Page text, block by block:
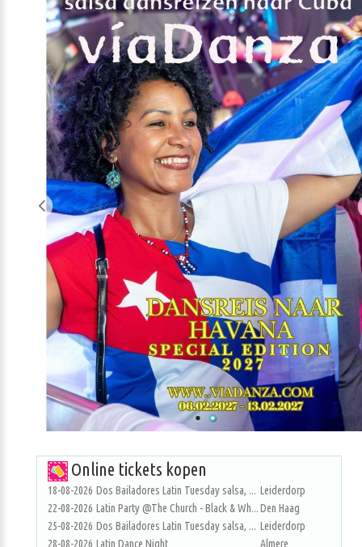
Online tickets kopen
18-08-2026 Dos Bailadores Latin Tuesday salsa, ... Leiderdorp
22-08-2026 Latin Party @The Church - Black & Wh...Den Haag
25-08-2026 Dos Bailadores Latin Tuesday salsa, ... Leiderdorp
28-08-2026 Latin Dance Night
Almere